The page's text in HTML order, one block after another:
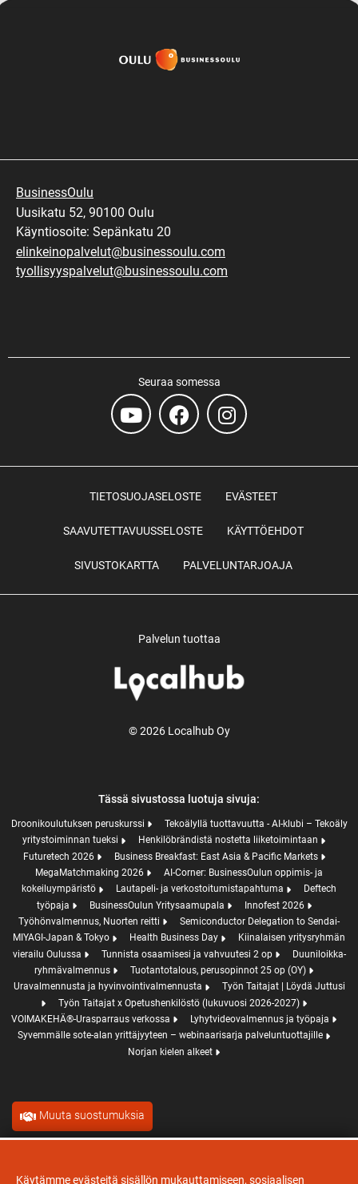
BusinessOulu
Uusikatu 52, 90100 Oulu
Käyntiosoite: Sepänkatu 20
elinkeinopalvelut@businessoulu.com
tyollisyyspalvelut@businessoulu.com
Seuraa somessa
TIETOSUOJASELOSTE EVÄSTEET
SAAVUTETTAVUUSSELOSTE KÄYTTÖEHDOT
SIVUSTOKARTTA PALVELUNTARJOAJA
Palvelun tuottaa
© 2026 Localhub Oy
Tässä sivustossa luotuja sivuja:
Droonikoulutuksen peruskurssi
Tekoälyllä tuottavuutta - AI-klubi – Tekoäly
yritystoiminnan tueksi
Henkilöbrändistä nostetta liiketoimintaan
Futuretech 2026
Business Breakfast: East Asia & Pacific Markets
MegaMatchmaking 2026
AI-Corner: BusinessOulun oppimis- ja
kokeiluympäristö
Lautapeli- ja verkostoitumistapahtuma
Deftech
työpaja
BusinessOulun Yritysaamupala
Innofest 2026
Työhönvalmennus, Nuorten reitti
Semiconductor Delegation to Sendai-
MIYAGI-Japan & Tokyo
Health Business Day
Kiinalaisen yritysryhmän
vierailu Oulussa
Tunnista osaamisesi ja vahvuutesi 2 op
Duuniloikka-
ryhmävalmennus
Tuotantotalous, perusopinnot 25 op (OY)
Uravalmennusta ja hyvinvointivalmennusta
Työn Taitajat | Löydä Juttusi
Työn Taitajat x Opetushenkilöstö (lukuvuosi 2026-2027)
VOIMAKEHÄ®-Urasparraus verkossa
Lyhytvideovalmennus ja työpaja
Syvemmälle sote-alan yrittäjyyteen – webinaarisarja palveluntuottajille
Norjan kielen alkeet
Muuta suostumuksia
Käytämme evästeitä sisällön mukauttamiseen, sosiaalisen